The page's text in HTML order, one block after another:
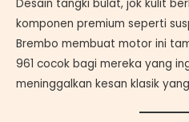
Desain tangki bulat, jok kulit
komponen premium seperti
Brembo membuat motor ini
961 cocok bagi mereka yang
meninggalkan kesan klasik